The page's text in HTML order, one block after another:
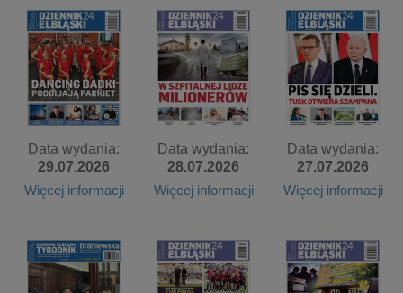
Data wydania:
29.07.2026
Więcej informacji
Data wydania:
28.07.2026
Więcej informacji
Data wydania:
27.07.2026
Więcej informacji